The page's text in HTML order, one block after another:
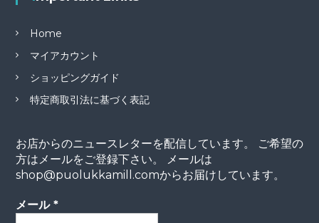
Home
マイアカウント
ショッピングガイド
特定商取引法に基づく表記
お店からのニュースレターを配信しています。 ご希望の
方はメールをご登録下さい。 メールは
shop@puolukkamill.comからお届けしています。
メール *